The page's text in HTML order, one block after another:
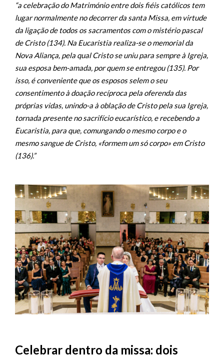
“a celebração do Matrimónio entre dois fiéis católicos tem
lugar normalmente no decorrer da santa Missa, em virtude
da ligação de todos os sacramentos com o mistério pascal
de Cristo (134). Na Eucaristia realiza-se o memorial da
Nova Aliança, pela qual Cristo se uniu para sempre à Igreja,
sua esposa bem-amada, por quem se entregou (135). Por
isso, é conveniente que os esposos selem o seu
consentimento à doação recíproca pela oferenda das
próprias vidas, unindo-a à oblação de Cristo pela sua Igreja,
tornada presente no sacrifício eucarístico, e recebendo a
Eucaristia, para que, comungando o mesmo corpo e o
mesmo sangue de Cristo, «formem um só corpo» em Cristo
(136).”
Celebrar dentro da missa: dois